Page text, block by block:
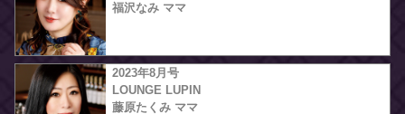
福沢なみ ママ
2023年8月号
LOUNGE LUPIN
藤原たくみ ママ